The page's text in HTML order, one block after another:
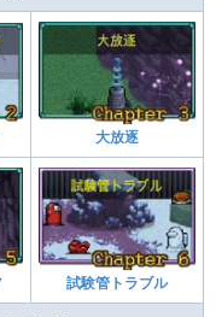
大放逐
試験管トラブル